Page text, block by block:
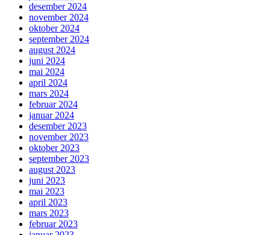
desember 2024
november 2024
oktober 2024
september 2024
august 2024
juni 2024
mai 2024
april 2024
mars 2024
februar 2024
januar 2024
desember 2023
november 2023
oktober 2023
september 2023
august 2023
juni 2023
mai 2023
april 2023
mars 2023
februar 2023